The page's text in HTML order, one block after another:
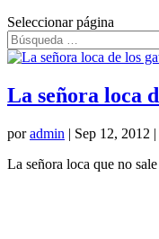
Seleccionar página
La señora loca
poradmin | Sep 12, 2012 |
La señora loca que no